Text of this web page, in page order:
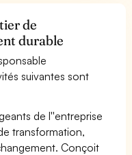
de
durable
suivantes sont
de l''entreprise
transformation,
Conçoit